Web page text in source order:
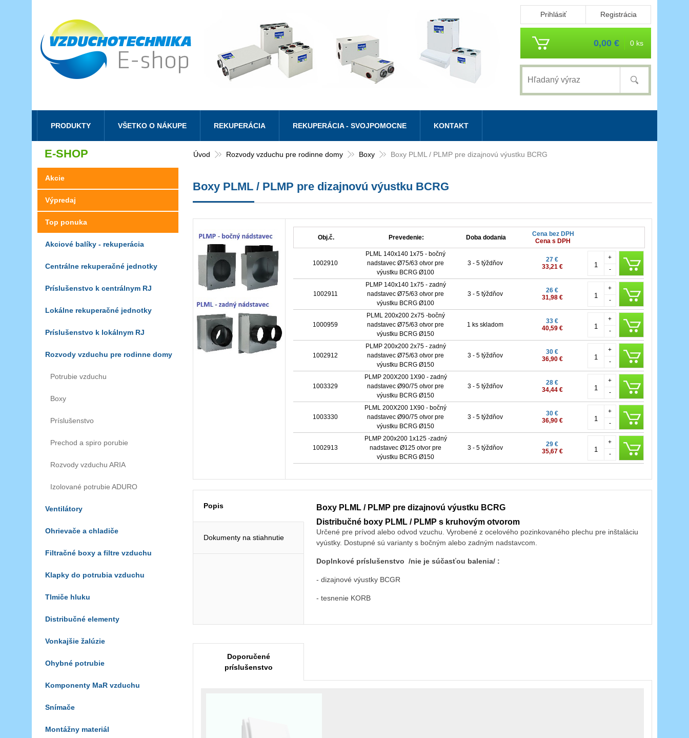
Prihlásiť Registrácia
0,00 € 0 ks
Úvod Rozvody vzduchu pre rodinne domy Boxy Boxy PLML / PLMP pre dizajnovú výustku BCRG
Boxy PLML / PLMP pre dizajnovú výustku BCRG
Obj.č. Prevedenie: Doba dodania
Cena bez DPH
Cena s DPH
1002910
PLML 140x140 1x75 - bočný
nadstavec Ø75/63 otvor pre
výustku BCRG Ø100
3 - 5 týždňov
27 €
33,21 €
-
+
1002911
PLMP 140x140 1x75 - zadný
nadstavec Ø75/63 otvor pre
výustku BCRG Ø100
3 - 5 týždňov
26 €
31,98 €
-
+
1000959
PLML 200x200 2x75 -bočný
nadstavec Ø75/63 otvor pre
výustku BCRG Ø150
1 ks skladom
33 €
40,59 €
-
+
1002912
PLMP 200x200 2x75 - zadný
nadstavec Ø75/63 otvor pre
výustku BCRG Ø150
3 - 5 týždňov
30 €
36,90 €
-
+
1003329
PLMP 200X200 1X90 - zadný
nadstavec Ø90/75 otvor pre
výustku BCRG Ø150
3 - 5 týždňov
28 €
34,44 €
-
+
1003330
PLML 200X200 1X90 - bočný
nadstavec Ø90/75 otvor pre
výustku BCRG Ø150
3 - 5 týždňov
30 €
36,90 €
-
+
1002913
PLMP 200x200 1x125 -zadný
nadstavec Ø125 otvor pre
výustku BCRG Ø150
3 - 5 týždňov
29 €
35,67 €
-
+
Popis
Dokumenty na stiahnutie
Boxy PLML / PLMP pre dizajnovú výustku BCRG
Distribučné boxy PLML / PLMP s kruhovým otvorom
Určené pre prívod alebo odvod vzuchu. Vyrobené z ocelového pozinkovaného plechu pre inštaláciu
vyústky. Dostupné sú varianty s bočným alebo zadným nadstavcom.
Doplnkové príslušenstvo /nie je súčasťou balenia/ :
- dizajnové výustky BCGR
- tesnenie KORB
Doporučené
príslušenstvo
E-SHOP
Akcie
Výpredaj
Top ponuka
Akciové balíky - rekuperácia
Centrálne rekuperačné jednotky
Príslušenstvo k centrálnym RJ
Lokálne rekuperačné jednotky
Príslušenstvo k lokálnym RJ
Rozvody vzduchu pre rodinne domy
Potrubie vzduchu
Boxy
Príslušenstvo
Prechod a spiro porubie
Rozvody vzduchu ARIA
Izolované potrubie ADURO
Ventilátory
Ohrievače a chladiče
Filtračné boxy a filtre vzduchu
Klapky do potrubia vzduchu
Tlmiče hluku
Distribučné elementy
Vonkajšie žalúzie
Ohybné potrubie
Komponenty MaR vzduchu
Snímače
Montážny materiál
PRODUKTY VŠETKO O NÁKUPE REKUPERÁCIA REKUPERÁCIA - SVOJPOMOCNE KONTAKT